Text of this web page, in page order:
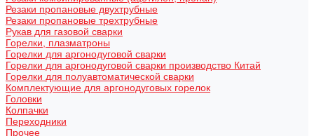
Резаки пропановые двухтрубные
Резаки пропановые трехтрубные
Рукав для газовой сварки
Горелки, плазматроны
Горелки для аргонодуговой сварки
Горелки для аргонодуговой сварки производство Китай
Горелки для полуавтоматической сварки
Комплектующие для аргонодуговых горелок
Головки
Колпачки
Переходники
Прочее